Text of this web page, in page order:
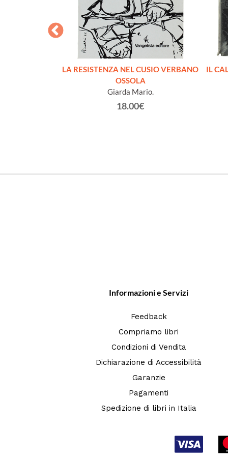
LA RESISTENZA NEL CUSIO VERBANO
OSSOLA
Giarda Mario.
18.00€
IL
Informazioni e Servizi
Feedback
Compriamo libri
Condizioni di Vendita
Dichiarazione di Accessibilità
Garanzie
Pagamenti
Spedizione di libri in Italia